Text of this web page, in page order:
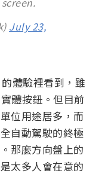
July 23,
體驗裡看到，雖
體按鈕。但目前
位用途居多，而
自動駕駛的終極
那麼方向盤上的
太多人會在意的